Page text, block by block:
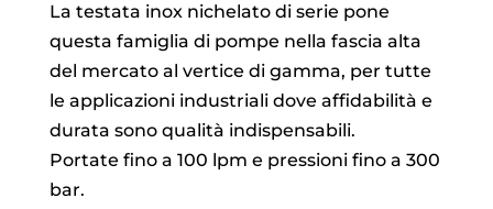
La testata inox nichelato di serie pone
questa famiglia di pompe nella fascia alta
del mercato al vertice di gamma, per tutte
le applicazioni industriali dove affidabilità e
durata sono qualità indispensabili.
Portate fino a 100 lpm e pressioni fino a 300
bar.